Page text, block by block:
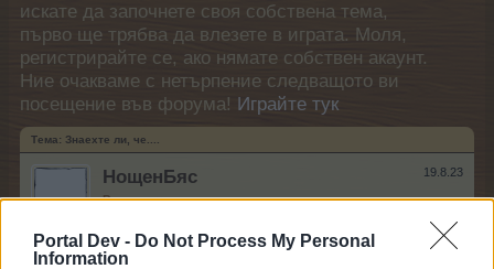
Portal Dev - Do Not Process My Personal
Information
искате да започнете своя собствена тема,
първо ще трябва да влезете в играта. Моля,
регистрирайте се, ако нямате собствен акаунт.
Ние очакваме с нетърпение следващото ви
посещение във форума! Играйте тук
Тема: Знаехте ли, че....
19.8.23
НощенБяс
Редовен